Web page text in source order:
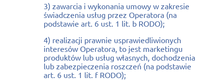
3) zawarcia i wykonania umowy w zakresie
świadczenia usług przez Operatora (na
podstawie art. 6 ust. 1 lit. b RODO);
4) realizacji prawnie usprawiedliwionych
interesów Operatora, to jest marketingu
produktów lub usług własnych, dochodzenia
lub zabezpieczenia roszczeń (na podstawie
art. 6 ust. 1 lit. f RODO);